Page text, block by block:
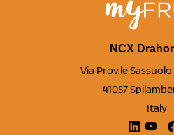
NCX
Via Prov.le Sassuolo
41057
Italy